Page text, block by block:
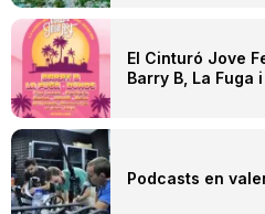
El Cinturó Jove
Barry B, La Fuga
Podcasts en